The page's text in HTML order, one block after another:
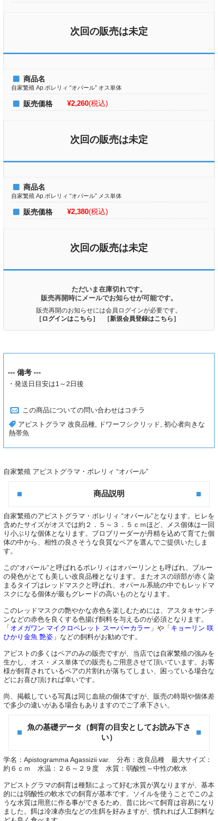
次回の販売は未定
商品名
自家繁殖 Ap.ボレリィ “オパール” オス単体
販売価格 ¥2,260(税込)
次回の販売は未定
商品名
自家繁殖 Ap.ボレリィ “オパール” メス単体
販売価格 ¥2,380(税込)
次回の販売は未定
ただいま在庫切れです。
販売再開時にメールでお知らせが可能です。
販売再開のお知らせには会員ログインが必要です。
［ログインはこちら］
［新規会員登録はこちら］
--- 備考 ---
・発送日目安は1～2日後
この商品についての問い合わせはコチラ
アピストグラマ 改良品種, ドワーフシクリッド
初心者向きな
熱帯魚
自家繁殖 アピストグラマ・ボレリィ “オパール”
商品説明
自家繁殖のアピストグラマ・ボレリィ “オパール”となります。ヒレを
含めたサイズがオスでは約２．５～３．５ｃｍほど、メス個体は一回
り小ぶりな個体となります。プロブリーダーが丹精を込めて育てた個
体の中から、 相性の良さそうな良質なペアを選んでご提供いたしま
す。
この“オパール”と呼ばれるボレリィはオパーリンとも呼ばれ、ブルー
の発色がとても美しい改良品種となります。またオスの頭部が赤く染
まるタイプはレッドマスクと呼ばれ、オパール系統の中でもレッドマ
スクになる個体が最もグレードの高いものとなります。
このレッドマスクの艶やかな赤色を楽しむためには、アスタキサンチ
ンなどの赤色を良くする色揚げ飼料を与えるのが必須となります。
「オメガワン マイクロペレット スーパーカラー 」や「キョーリン 咲
ひかり金魚 艶姿」などの飼料がお勧めです。
アピストの多くはペアのみの販売ですが、当店では自家繁殖の強みを
生かし、オス・メス単体での販売もご用意させて頂いています。お客
様が飼育されているペアの片割れが落ちてしまい、困っている場合な
どにお喜び頂ければ幸いです。
尚、掲載している写真は同じ血統の個体ですが、販売の時期や個体差
で多少の違いがある場合もありますのでご了承下さい。
魚の基礎データ（飼育の目安としてお読み下さ
い）
学名：Apistogramma Agassizii var. 分布：改良品種
最大サイズ：
約６ｃｍ
水温：２６～２９度 水質：弱酸性～中性の軟水
アピストグラマの飼育は種類によって好む水質が異なりますが、基本
的には弱酸性の軟水での飼育が基本です。ソイルを使うことでこのよ
うな水質は用意に作る事ができるため、昔に比べて飼育は容易になり
ました。餌は冷凍赤虫などの生餌を好みますが、慣れれば人工飼料な